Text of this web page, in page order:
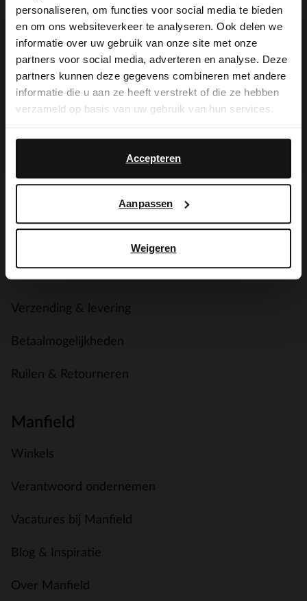
personaliseren, om functies voor social media te bieden
en om ons websiteverkeer te analyseren. Ook delen we
informatie over uw gebruik van onze site met onze
partners voor social media, adverteren en analyse. Deze
partners kunnen deze gegevens combineren met andere
informatie die u aan ze heeft verstrekt of die ze hebben
verzameld op basis van uw gebruik van hun services.
Accepteren
Aanpassen
Weigeren
De My Manfield
voordelen wachten
op je.
AANMELDEN MY MANFIELD
Meer over My Manfield
Verzending & levering
Betaalmogelijkheden
Ruilen & Retourneren
Manfield
Winkels
Verantwoord ondernemen
Vacatures bij Manfield
Blog & Inspiratie
Over Manfield
×
View this website in English?
It looks like your language isn't Dutch. Would
you like to switch to English?
English